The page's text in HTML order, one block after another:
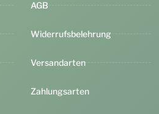
AGB
Widerrufsbelehrung
Versandarten
Zahlungsarten